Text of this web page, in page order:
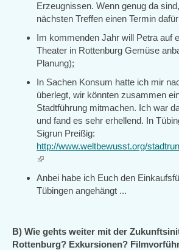
Erzeugnissen. Wenn genug da
nächsten Treffen einen Termin
Im kommenden Jahr will Petra auf
Theater in Rottenburg Gemüse
Planung);
In Sachen Konsum hatte ich mir
überlegt, wir könnten zusammen
Stadtführung mitmachen. Ich war
und fand es sehr erhellend. In
Sigrun Preißig:
http://www.weltbewusst.org/
(link
external)
Anbei habe ich Euch den
Tübingen angehängt ...
B) Wie gehts weiter mit der
Rottenburg? Exkursionen?